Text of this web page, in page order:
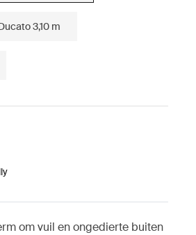
3,10 m
om vuil en ongedierte buiten